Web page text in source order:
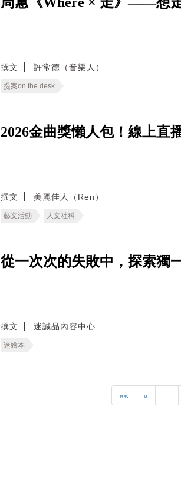
撰文 許常德（音樂人）
提案on the desk
2026金曲獎懶人包！線上直
撰文 美麗佳人（Ren）
藝文活動 人文社科
從一次次的失敗中，探索獨
撰文 迷誠品內容中心
迷繪本
«« « …